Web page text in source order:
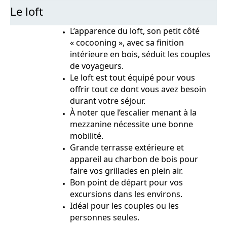
Le loft
L’apparence du loft, son petit côté
« cocooning », avec sa finition
intérieure en bois, séduit les couples
de voyageurs.
Le loft est tout équipé pour vous
offrir tout ce dont vous avez besoin
durant votre séjour.
À noter que l’escalier menant à la
mezzanine nécessite une bonne
mobilité.
Grande terrasse extérieure et
appareil au charbon de bois pour
faire vos grillades en plein air.
Bon point de départ pour vos
excursions dans les environs.
Idéal pour les couples ou les
personnes seules.